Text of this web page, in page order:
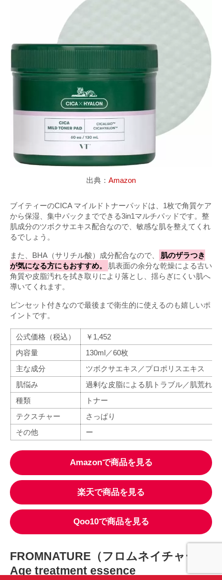
出典： Amazon
ブイティーのCICA マイルドトナーパッドは、1枚で角質ケア
から保湿、集中パックまでできる3in1マルチパッドです。整
肌成分のツボクサエキス配合なので、敏感な肌を整えてくれ
るでしょう。
また、BHA（サリチル酸）成分配合なので、
肌のザラつき
が気になる方にもおすすめ。
肌表面の余分な乾燥による古い
角質や皮脂汚れを拭き取りにより落とし、揺らぎにくい肌へ
導いてくれます。
ピンセット付きなので最後まで衛生的に使えるのも嬉しいポ
イントです。
公式価格（税込）
￥1,452
内容量
130ml／60枚
主な成分
ツボクサエキス／プロポリスエキス
肌悩み
過剰な皮脂による肌トラブル／肌荒れ
種類
トナー
テクスチャー
さっぱり
その他
ー
Amazonで商品を見る
楽天で商品を見る
Qoo10で商品を見る
FROMNATURE（フロムネイチャー）
Age treatment essence